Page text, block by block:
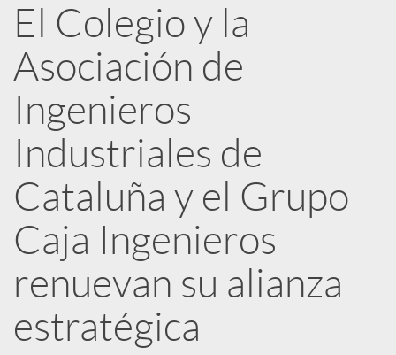
e
d
e
s
S
o
El Colegio y la
Asociación de
Ingenieros
Industriales de
Cataluña y el Grupo
Caja Ingenieros
renuevan su alianza
estratégica